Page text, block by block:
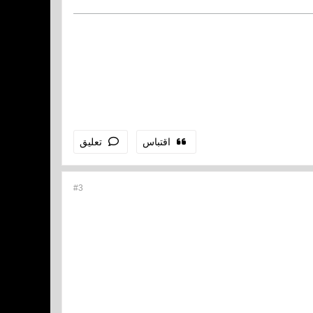
اقتباس تعليق
#3